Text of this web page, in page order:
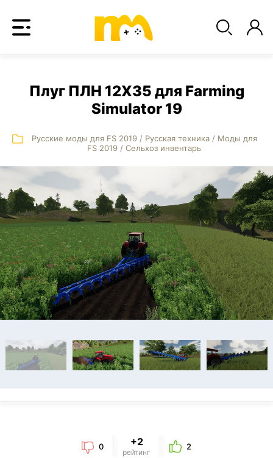
Плуг ПЛН 12X35 для Farming
Simulator 19
Русские моды для FS 2019/ Русская техника/ Моды для
FS 2019 / Сельхоз инвентарь
0 +2
рейтинг
2